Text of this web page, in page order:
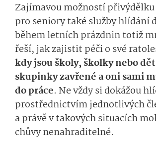
Zajímavou možností
pro seniory také služby hlídání
během letních prázdnin totiž
řeší, jak zajistit péči o své
kdy jsou školy, školky nebo
skupinky zavřené a oni sami
do práce. Ne vždy si dokážou
prostřednictvím jednotlivých
a právě v takových situacích
chůvy nenahraditelné.